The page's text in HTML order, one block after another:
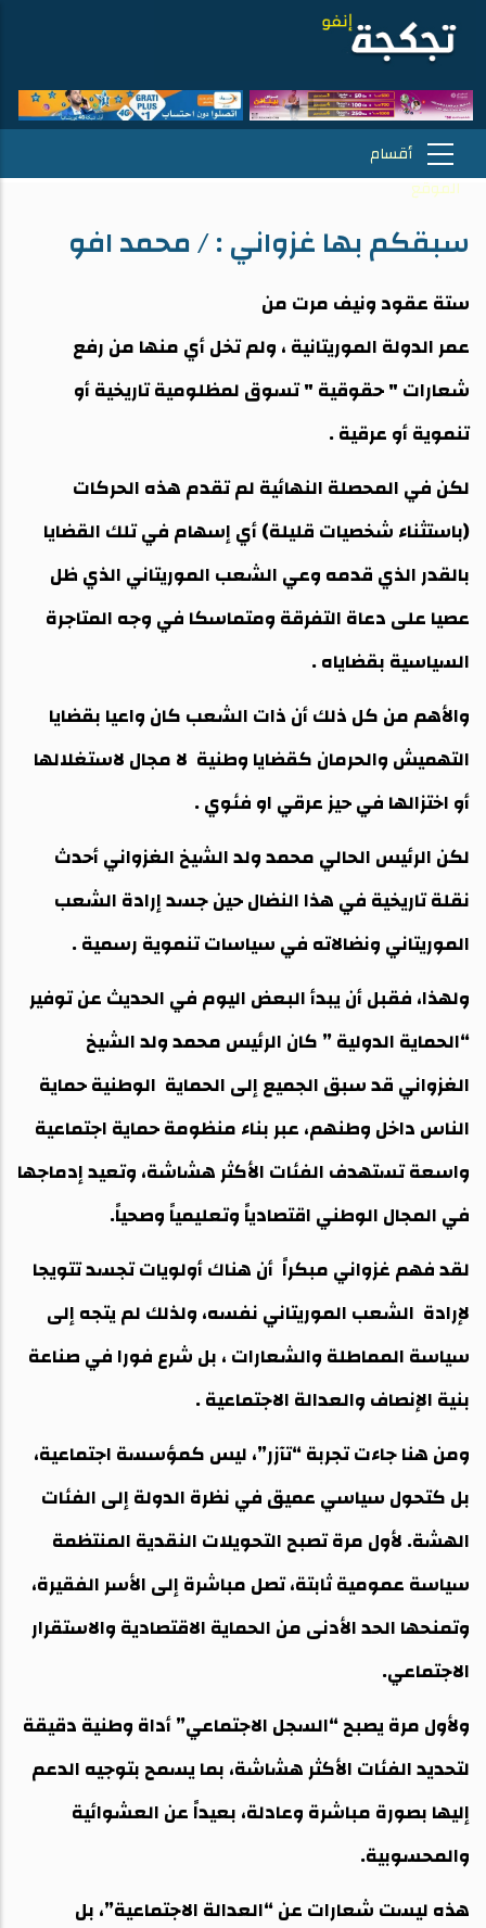
سبقكم بها غزواني : / محمد افو
ستة عقود ونيف مرت من
عمر الدولة الموريتانية ، ولم تخل أي منها من رفع
شعارات " حقوقية " تسوق لمظلومية تاريخية أو
تنموية أو عرقية .
لكن في المحصلة النهائية لم تقدم هذه الحركات
(باستثناء شخصيات قليلة) أي إسهام في تلك القضايا
بالقدر الذي قدمه وعي الشعب الموريتاني الذي ظل
عصيا على دعاة التفرقة ومتماسكا في وجه المتاجرة
السياسية بقضاياه .
والأهم من كل ذلك أن ذات الشعب كان واعيا بقضايا
التهميش والحرمان كقضايا وطنية لا مجال لاستغلالها
أو اختزالها في حيز عرقي او فئوي .
لكن الرئيس الحالي محمد ولد الشيخ الغزواني أحدث
نقلة تاريخية في هذا النضال حين جسد إرادة الشعب
الموريتاني ونضالاته في سياسات تنموية رسمية .
ولهذا، فقبل أن يبدأ البعض اليوم في الحديث عن توفير
“الحماية الدولية ” كان الرئيس محمد ولد الشيخ
الغزواني قد سبق الجميع إلى الحماية الوطنية حماية
الناس داخل وطنهم، عبر بناء منظومة حماية اجتماعية
واسعة تستهدف الفئات الأكثر هشاشة، وتعيد إدماجها
في المجال الوطني اقتصادياً وتعليمياً وصحياً.
لقد فهم غزواني مبكراً أن هناك أولويات تجسد تتويجا
لإرادة الشعب الموريتاني نفسه، ولذلك لم يتجه إلى
سياسة المماطلة والشعارات ، بل شرع فورا في صناعة
بنية الإنصاف والعدالة الاجتماعية .
ومن هنا جاءت تجربة “تآزر”، ليس كمؤسسة اجتماعية،
بل كتحول سياسي عميق في نظرة الدولة إلى الفئات
الهشة. لأول مرة تصبح التحويلات النقدية المنتظمة
سياسة عمومية ثابتة، تصل مباشرة إلى الأسر الفقيرة،
وتمنحها الحد الأدنى من الحماية الاقتصادية والاستقرار
الاجتماعي.
ولأول مرة يصبح “السجل الاجتماعي” أداة وطنية دقيقة
لتحديد الفئات الأكثر هشاشة، بما يسمح بتوجيه الدعم
إليها بصورة مباشرة وعادلة، بعيداً عن العشوائية
والمحسوبية.
هذه ليست شعارات عن “العدالة الاجتماعية”، بل